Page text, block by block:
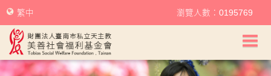
美善社會福利基金會首頁
繁中 瀏覽人數：0195769